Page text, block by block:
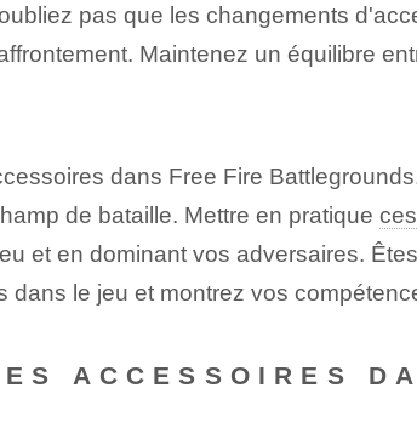
pas que les changements
Maintenez un équilibre
dans Free Fire
de bataille. Mettre en pratique
et en dominant vos adversaires.
le jeu et montrez vos
ACCESSOIRES